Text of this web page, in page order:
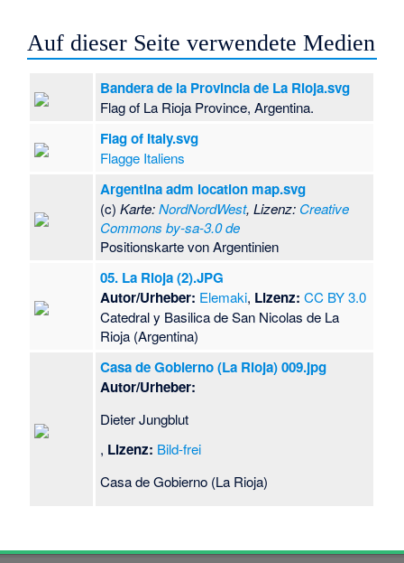
Auf dieser Seite verwendete Medien
Bandera de la Provincia de La Rioja.svg
Flag of La Rioja Province, Argentina.
Flag of Italy.svg
Flagge Italiens
Argentina adm location map.svg
(c)Karte:NordNordWest, Lizenz: Creative
Commons by-sa-3.0 de
Positionskarte von Argentinien
05. La Rioja (2).JPG
Autor/Urheber: Elemaki, Lizenz: CC BY 3.0
Catedral y Basilica de San Nicolas de La
Rioja (Argentina)
Casa de Gobierno (La Rioja) 009.jpg
Autor/Urheber:
Dieter Jungblut
, Lizenz: Bild-frei
Casa de Gobierno (La Rioja)